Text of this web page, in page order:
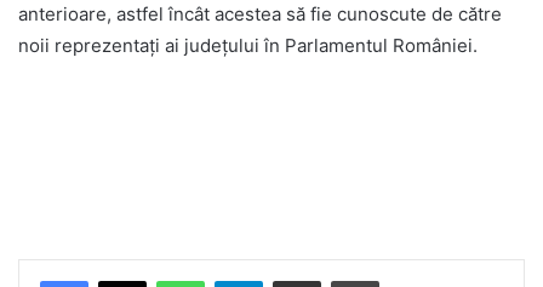
anterioare, astfel încât acestea să fie cunoscute de către
noii reprezentați ai județului în Parlamentul României.
Telegram